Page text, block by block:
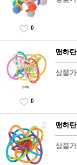
0
맨하
상품
0
맨하
상품